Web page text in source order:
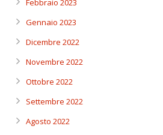
Febbraio 2023
Gennaio 2023
Dicembre 2022
Novembre 2022
Ottobre 2022
Settembre 2022
Agosto 2022